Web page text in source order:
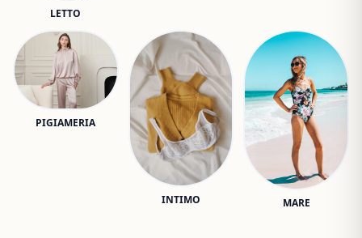
LETTO
PIGIAMERIA
INTIMO MARE